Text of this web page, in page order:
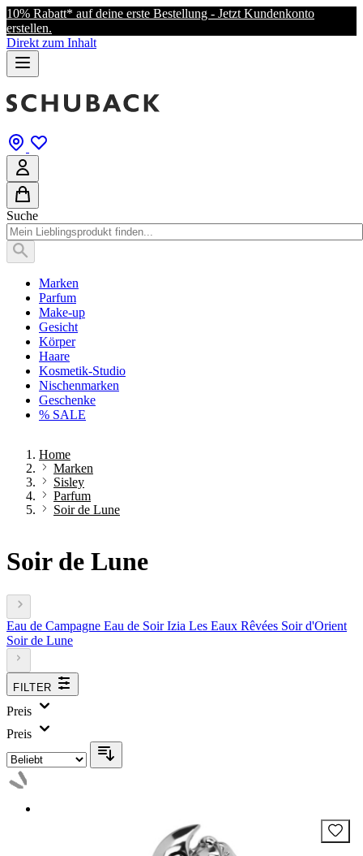
10% Rabatt* auf deine erste Bestellung - Jetzt Kundenkonto
erstellen.
Direkt zum Inhalt
Suche
Marken
Parfum
Make-up
Gesicht
Körper
Haare
Kosmetik-Studio
Nischenmarken
Geschenke
% SALE
Home
Marken
Sisley
Parfum
Soir de Lune
Soir de Lune
Eau de Campagne Eau de SoirIzia Les Eaux Rêvées Soir d'Orient
Soir de Lune
FILTER
Preis
Preis